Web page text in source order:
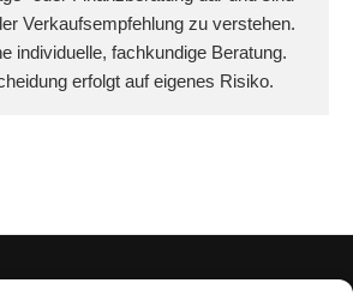
Verkaufsempfehlung zu verstehen.
individuelle, fachkundige Beratung.
erfolgt auf eigenes Risiko.